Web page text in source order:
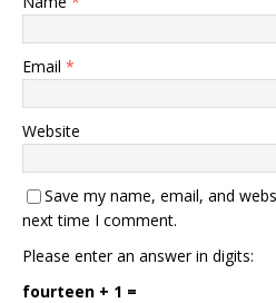
Email *
Website
Save my name, email, and
next time I comment.
Please enter an answer in digits:
fourteen + 1 =